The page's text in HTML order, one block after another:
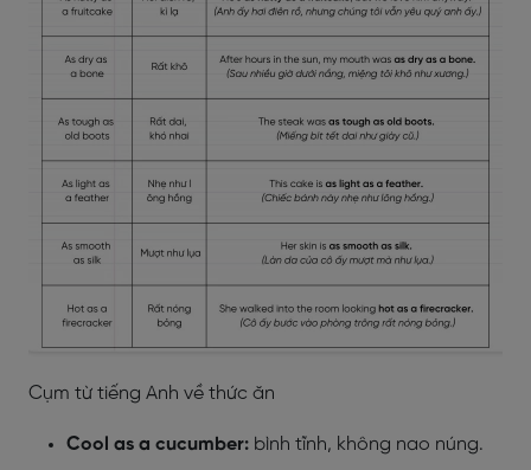
Cụm từ tiếng Anh về thức ăn
Cool as a cucumber: bình tĩnh, không nao núng.